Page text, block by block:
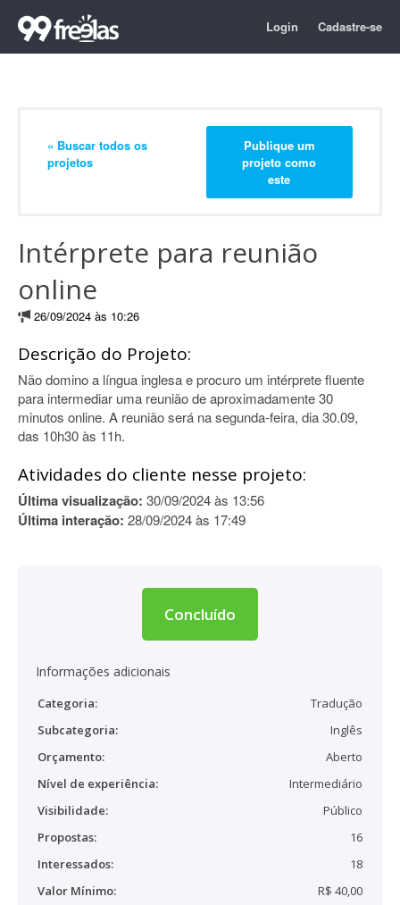
Login Cadastre-se
« Buscar todos os
projetos
Publique um
projeto como
este
Intérprete para reunião
online
26/09/2024 às 10:26
Descrição do Projeto:
Não domino a língua inglesa e procuro um intérprete fluente
para intermediar uma reunião de aproximadamente 30
minutos online. A reunião será na segunda-feira, dia 30.09,
das 10h30 às 11h.
Atividades do cliente nesse projeto:
Última visualização: 30/09/2024 às 13:56
Última interação: 28/09/2024 às 17:49
Concluído
Informações adicionais
Categoria:
Tradução
Subcategoria:
Inglês
Orçamento:
Aberto
Nível de experiência:
Intermediário
Visibilidade:
Público
Propostas:
16
Interessados:
18
Valor Mínimo:
R$ 40,00